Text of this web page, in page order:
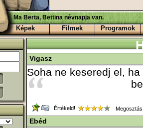
Ma Berta, Bettina névnapja van.
Képek Filmek Programok
Vigasz
Soha ne keseredj el,
Értékeld!
Ebéd